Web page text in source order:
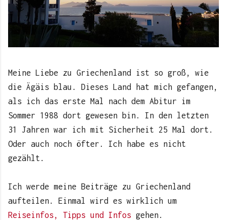
Meine Liebe zu Griechenland ist so groß, wie
die Ägäis blau. Dieses Land hat mich gefangen,
als ich das erste Mal nach dem Abitur im
Sommer 1988 dort gewesen bin. In den letzten
31 Jahren war ich mit Sicherheit 25 Mal dort.
Oder auch noch öfter. Ich habe es nicht
gezählt.
Ich werde meine Beiträge zu Griechenland
aufteilen. Einmal wird es wirklich um
Reiseinfos, Tipps und Infos gehen.